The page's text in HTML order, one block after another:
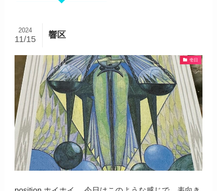
響区
2024
11/15
壱日